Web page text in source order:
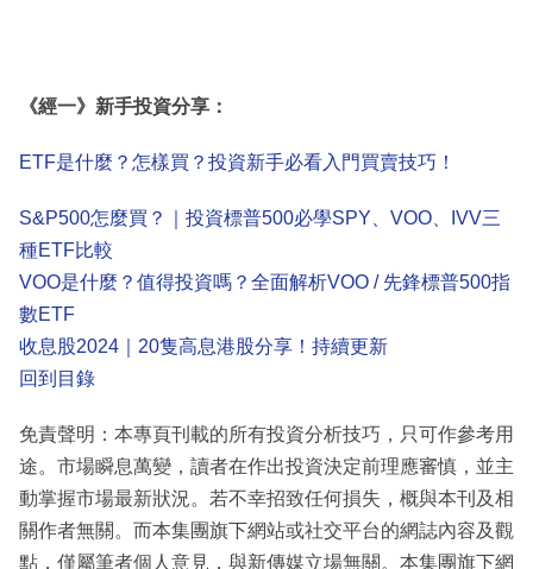
《經一》新手投資分享：
ETF是什麼？怎樣買？投資新手必看入門買賣技巧！
S&P500怎麼買？｜投資標普500必學SPY、VOO、IVV三
種ETF比較
VOO是什麼？值得投資嗎？全面解析VOO / 先鋒標普500指
數ETF
收息股2024｜20隻高息港股分享！持續更新
回到目錄
免責聲明：本專頁刊載的所有投資分析技巧，只可作參考用
途。市場瞬息萬變，讀者在作出投資決定前理應審慎，並主
動掌握市場最新狀況。若不幸招致任何損失，概與本刊及相
關作者無關。而本集團旗下網站或社交平台的網誌內容及觀
點，僅屬筆者個人意見，與新傳媒立場無關。本集團旗下網